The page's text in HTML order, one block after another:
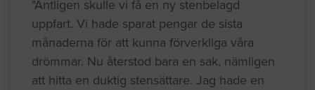
"Äntligen skulle vi få en ny stenbelagd
uppfart. Vi hade sparat pengar de sista
månaderna för att kunna förverkliga våra
drömmar. Nu återstod bara en sak, nämligen
att hitta en duktig stensättare. Jag hade en